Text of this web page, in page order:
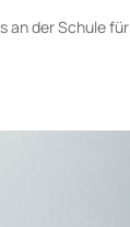
an der Schule für